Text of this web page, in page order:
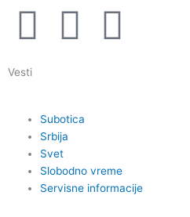
F
a
c
e
b
I
s
a
Y
u
Vesti
Subotica
Srbija
Svet
Slobodno vreme
Servisne informacije